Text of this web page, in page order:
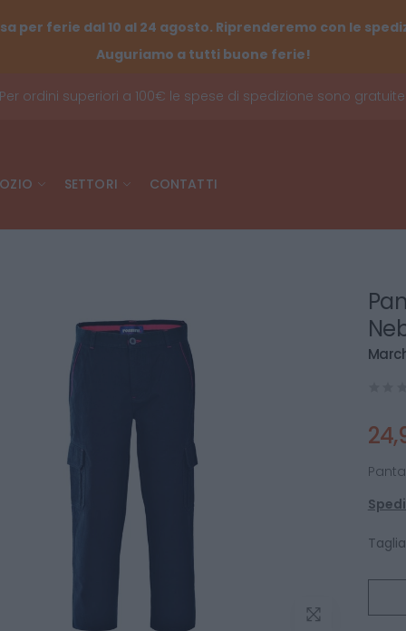
per ferie dal 10 al 24 agosto. Riprenderemo con le
Auguriamo a tutti buone ferie!
Per ordini superiori a 100€ le spese di spedizione sono gratuite!
SETTORI CONTATTI